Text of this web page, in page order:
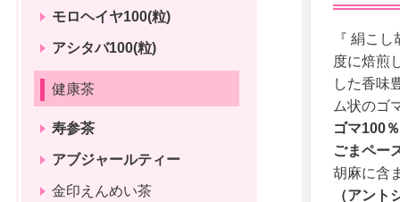
『 絹こ
度に焙煎
した香味
ム状のゴ
ゴマ100
ごまペー
胡麻に含
（アント
モロヘイヤ100(粒)
アシタバ100(粒)
健康茶
寿参茶
アブジャールティー
金印えんめい茶